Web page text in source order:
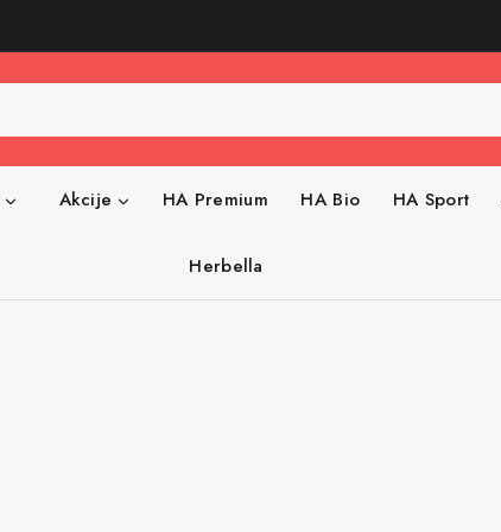
Akcije HA Premium HA Bio HA Sport
Herbella